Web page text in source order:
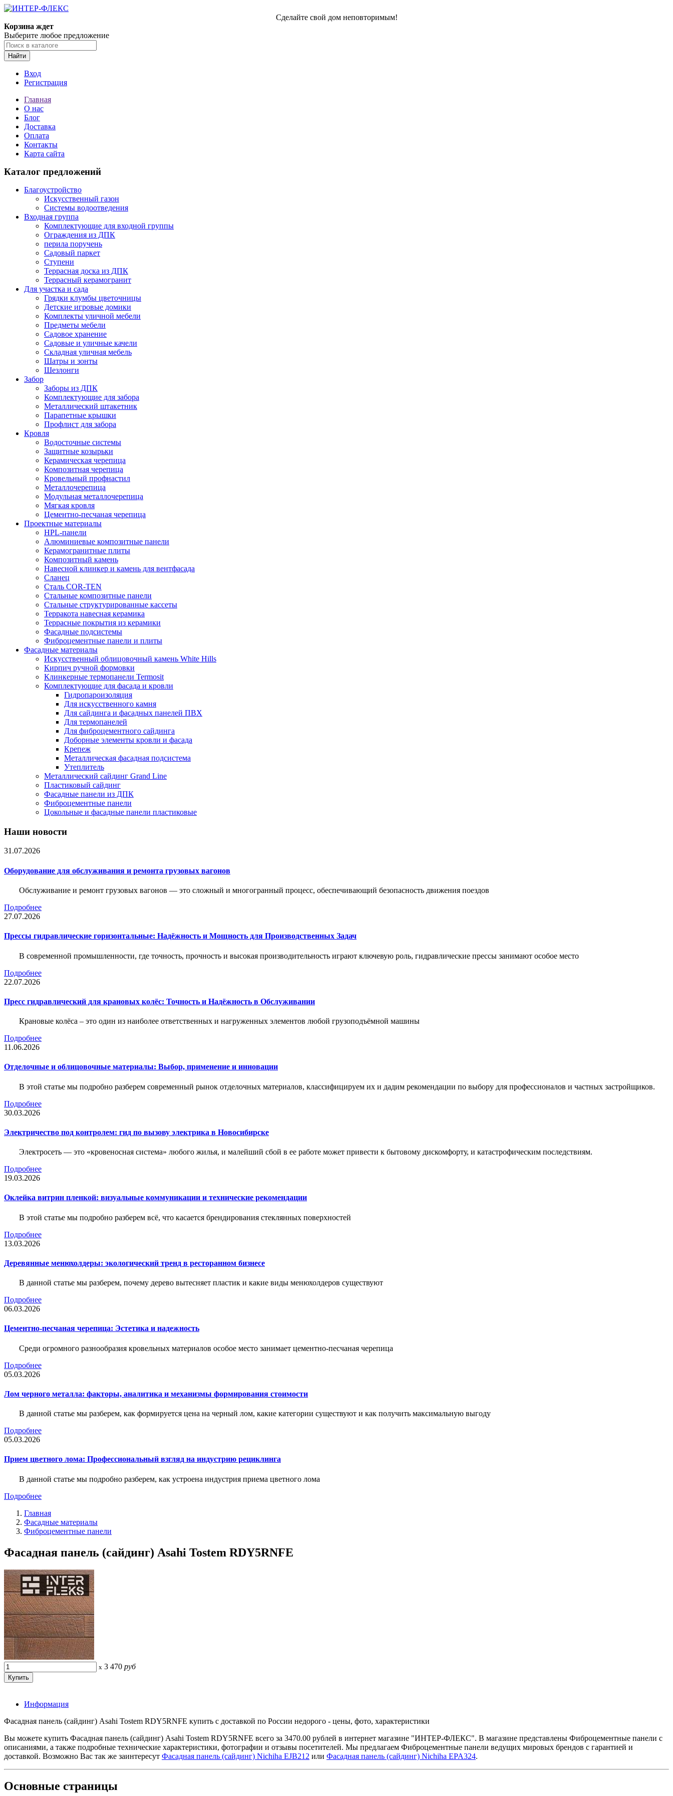
Сделайте свой дом неповторимым!
Корзина ждет
Выберите любое предложение
Найти
Вход
Регистрация
Главная
О нас
Блог
Доставка
Оплата
Контакты
Карта сайта
Каталог предложений
Благоустройство
Искусственный газон
Системы водоотведения
Входная группа
Комплектующие для входной группы
Ограждения из ДПК
перила поручень
Садовый паркет
Ступени
Террасная доска из ДПК
Террасный керамогранит
Для участка и сада
Грядки клумбы цветочницы
Детские игровые домики
Комплекты уличной мебели
Предметы мебели
Садовое хранение
Садовые и уличные качели
Складная уличная мебель
Шатры и зонты
Шезлонги
Забор
Заборы из ДПК
Комплектующие для забора
Металлический штакетник
Парапетные крышки
Профлист для забора
Кровля
Водосточные системы
Защитные козырьки
Керамическая черепица
Композитная черепица
Кровельный профнастил
Металлочерепица
Модульная металлочерепица
Мягкая кровля
Цементно-песчаная черепица
Проектные материалы
HPL-панели
Алюминиевые композитные панели
Керамогранитные плиты
Композитный камень
Навесной клинкер и камень для вентфасада
Сланец
Сталь COR-TEN
Стальные композитные панели
Стальные структурированные кассеты
Терракота навесная керамика
Террасные покрытия из керамики
Фасадные подсистемы
Фиброцементные панели и плиты
Фасадные материалы
Искусственный облицовочный камень White Hills
Кирпич ручной формовки
Клинкерные термопанели Termosit
Комплектующие для фасада и кровли
Гидропароизоляция
Для искусственного камня
Для сайдинга и фасадных панелей ПВХ
Для термопанелей
Для фиброцементного сайдинга
Доборные элементы кровли и фасада
Крепеж
Металлическая фасадная подсистема
Утеплитель
Металлический сайдинг Grand Line
Пластиковый сайдинг
Фасадные панели из ДПК
Фиброцементные панели
Цокольные и фасадные панели пластиковые
Наши новости
31.07.2026
Оборудование для обслуживания и ремонта грузовых вагонов
Обслуживание и ремонт грузовых вагонов — это сложный и многогранный процесс, обеспечивающий безопасность движения поездов
Подробнее
27.07.2026
Прессы гидравлические горизонтальные: Надёжность и Мощность для Производственных Задач
В современной промышленности, где точность, прочность и высокая производительность играют ключевую роль, гидравлические прессы занимают особое место
Подробнее
22.07.2026
Пресс гидравлический для крановых колёс: Точность и Надёжность в Обслуживании
Крановые колёса – это один из наиболее ответственных и нагруженных элементов любой грузоподъёмной машины
Подробнее
11.06.2026
Отделочные и облицовочные материалы: Выбор, применение и инновации
В этой статье мы подробно разберем современный рынок отделочных материалов, классифицируем их и дадим рекомендации по выбору для профессионалов и частных застройщиков.
Подробнее
30.03.2026
Электричество под контролем: гид по вызову электрика в Новосибирске
Электросеть — это «кровеносная система» любого жилья, и малейший сбой в ее работе может привести к бытовому дискомфорту, и катастрофическим последствиям.
Подробнее
19.03.2026
Оклейка витрин пленкой: визуальные коммуникации и технические рекомендации
В этой статье мы подробно разберем всё, что касается брендирования стеклянных поверхностей
Подробнее
13.03.2026
Деревянные менюхолдеры: экологический тренд в ресторанном бизнесе
В данной статье мы разберем, почему дерево вытесняет пластик и какие виды менюхолдеров существуют
Подробнее
06.03.2026
Цементно-песчаная черепица: Эстетика и надежность
Среди огромного разнообразия кровельных материалов особое место занимает цементно-песчаная черепица
Подробнее
05.03.2026
Лом черного металла: факторы, аналитика и механизмы формирования стоимости
В данной статье мы разберем, как формируется цена на черный лом, какие категории существуют и как получить максимальную выгоду
Подробнее
05.03.2026
Прием цветного лома: Профессиональный взгляд на индустрию рециклинга
В данной статье мы подробно разберем, как устроена индустрия приема цветного лома
Подробнее
Главная
Фасадные материалы
Фиброцементные панели
Фасадная панель (сайдинг) Asahi Tostem RDY5RNFE
x 3 470 руб
Информация
Фасадная панель (сайдинг) Asahi Tostem RDY5RNFE купить с доставкой по России недорого - цены, фото, характеристики
Вы можете купить Фасадная панель (сайдинг) Asahi Tostem RDY5RNFE всего за 3470.00 рублей в интернет магазине "ИНТЕР-ФЛЕКС". В магазине представлены Фиброцементные панели с
описаниями, а также подробные технические характеристики, фотографии и отзывы посетителей. Мы предлагаем Фиброцементные панели ведущих мировых брендов с гарантией и
доставкой. Возможно Вас так же заинтересут Фасадная панель (сайдинг) Nichiha EJB212 или Фасадная панель (сайдинг) Nichiha EPA324.
Основные страницы